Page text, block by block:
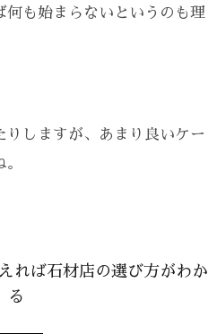
何も始まらないというのも理
しますが、あまり良いケー
れば石材店の選び方がわか
る